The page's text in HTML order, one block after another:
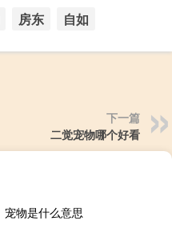
房东 自如
下一篇
二觉宠物哪个好看
宠物是什么意思